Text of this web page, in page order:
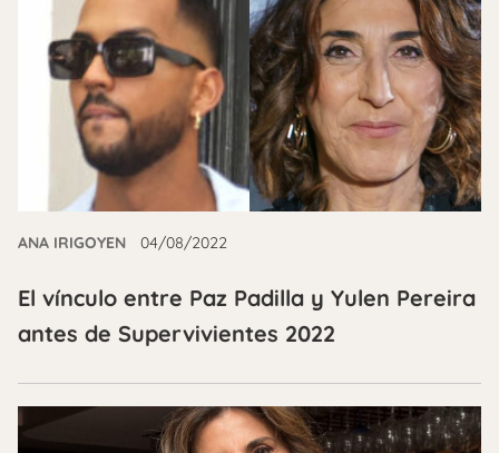
ANA IRIGOYEN 04/08/2022
El vínculo entre Paz Padilla y Yulen Pereira
antes de Supervivientes 2022